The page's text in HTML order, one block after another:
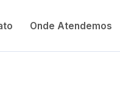
Onde Atendemos